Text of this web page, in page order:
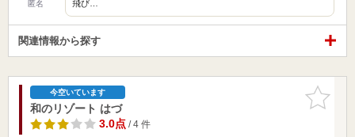
匿名 飛び…
関連情報から探す
お気に入
りに追加
今空いています
和のリゾート はづ
3.0点/ 4 件